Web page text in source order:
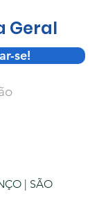
Geral
se!
| SÃO